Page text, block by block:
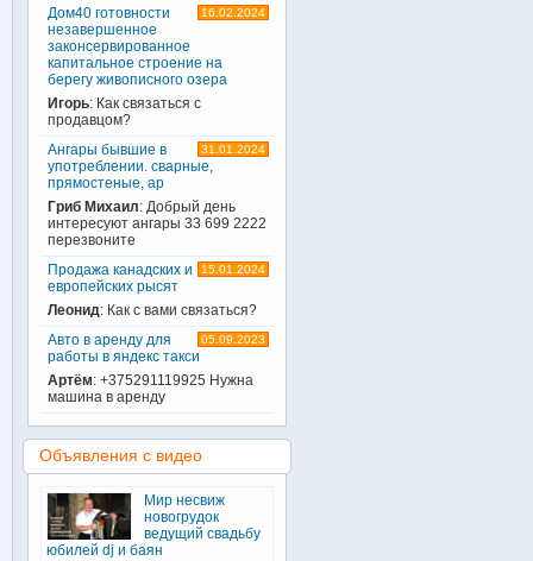
16.02.2024
Дом40 готовности
незавершенное
законсервированное
капитальное строение на
берегу живописного озера
Игорь: Как связаться с
продавцом?
31.01.2024
Ангары бывшие в
употреблении. сварные,
прямостеные, ар
Гриб Михаил: Добрый день
интересуют ангары 33 699 2222
перезвоните
15.01.2024
Продажа канадских и
европейских рысят
Леонид: Как с вами связаться?
05.09.2023
Авто в аренду для
работы в яндекс такси
Артём: +375291119925 Нужна
машина в аренду
Объявления с видео
Мир несвиж
новогрудок
ведущий свадьбу
юбилей dj и баян